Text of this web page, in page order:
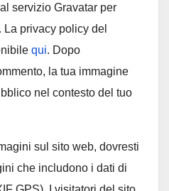
servizio Gravatar per
privacy policy del
qui. Dopo
la tua immagine
nel contesto del tuo
sul sito web, dovresti
che includono i dati di